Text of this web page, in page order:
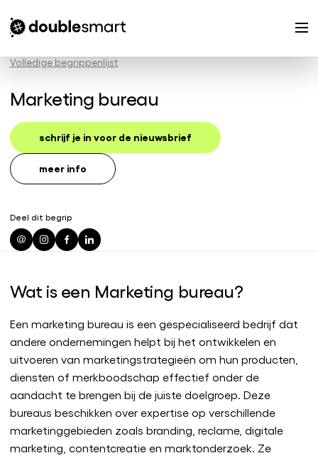
Volledige begrippenlijst
Marketing bureau
schrijf je in voor de nieuwsbrief
meer info
Deel dit begrip
Wat is een Marketing bureau?
Een marketing bureau is een gespecialiseerd bedrijf dat
andere ondernemingen helpt bij het ontwikkelen en
uitvoeren van marketingstrategieën om hun producten,
diensten of merkboodschap effectief onder de
aandacht te brengen bij de juiste doelgroep. Deze
bureaus beschikken over expertise op verschillende
marketinggebieden zoals branding, reclame, digitale
marketing, contentcreatie en marktonderzoek. Ze